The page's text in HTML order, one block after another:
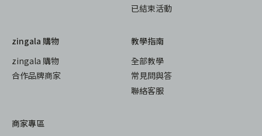
已結束活動
zingala 購物
zingala 購物
合作品牌商家
教學指南
全部教學
常見問與答
聯絡客服
商家專區